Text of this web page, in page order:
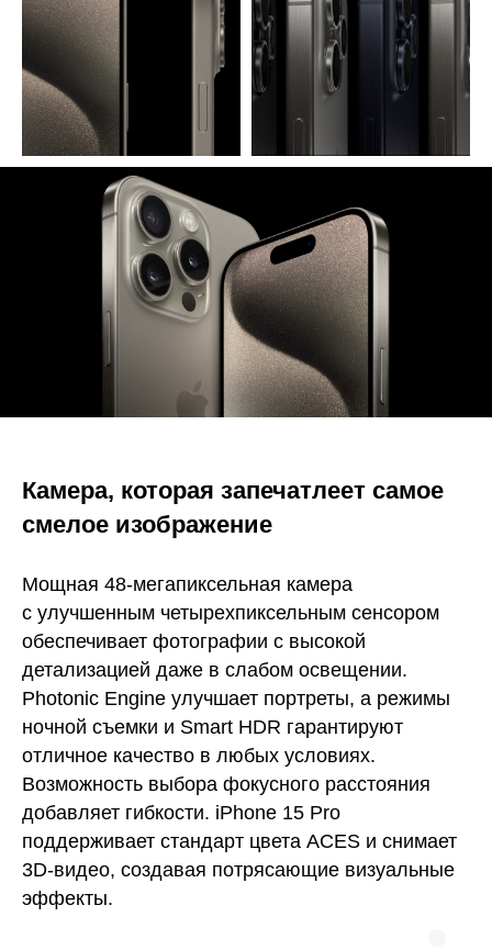
Камера, которая запечатлеет самое
смелое изображение
Мощная 48-мегапиксельная камера
с улучшенным четырехпиксельным сенсором
обеспечивает фотографии с высокой
детализацией даже в слабом освещении.
Photonic Engine улучшает портреты, а режимы
ночной съемки и Smart HDR гарантируют
отличное качество в любых условиях.
Возможность выбора фокусного расстояния
добавляет гибкости. iPhone 15 Pro
поддерживает стандарт цвета ACES и снимает
3D-видео, создавая потрясающие визуальные
эффекты.